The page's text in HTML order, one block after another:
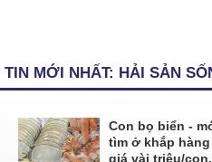
TIN MỚI NHẤT: HẢI SẢN
Con bọ biển -
tìm ở khắp
giá vài triệu/